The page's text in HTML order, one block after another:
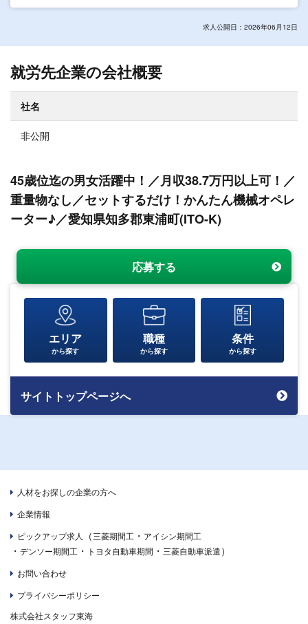
求人公開日：2026年06月12日
就労先企業の会社概要
社名
非公開
45歳位迄の男女活躍中！／月収38.7万円以上可！／
重量物なし／セットするだけ！かんたん機械オペレ
ーター♪／愛知県知多郡東浦町(ITO-K)
応募する
エリア
から探す
職種
から探す
条件
から探す
サイトトップページへ
人材をお探しの企業の方へ
企業情報
ピックアップ求人
（三菱期間工 ・ アイシン期間工
・ デンソー期間工 ・ トヨタ自動車期間 ・ 三菱自動車派遣）
お問い合わせ
プライバシーポリシー
株式会社スタッフ東海